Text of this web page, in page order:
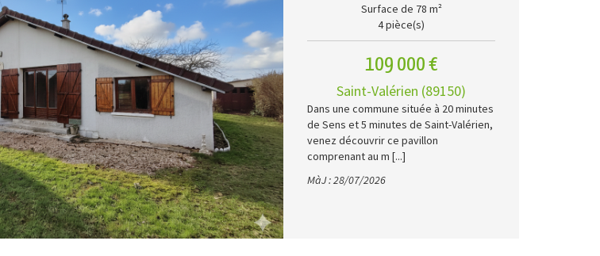
Surface de 78 m²
4 pièce(s)
109 000 €
Saint-Valérien (89150)
Dans une commune située à 20 minutes
de Sens et 5 minutes de Saint-Valérien,
venez découvrir ce pavillon
comprenant au m [...]
MàJ : 28/07/2026